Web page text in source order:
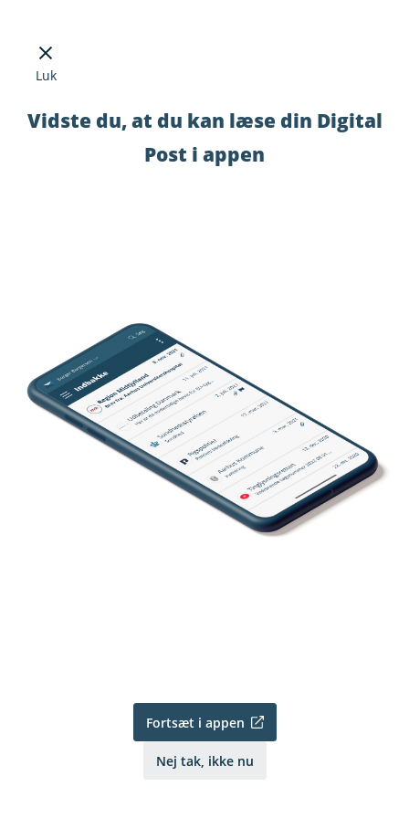
Luk
Vidste du, at du kan læse din Digital
Post i appen
Fortsæt i appen
Nej tak, ikke nu